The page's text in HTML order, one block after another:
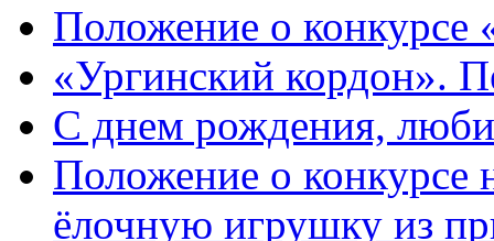
Положение о конкурсе
«Ургинский кордон».
С днем рождения,
Положение о
ёлочную игрушку из